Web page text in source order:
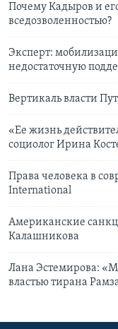
Почему Кадыров и
вседозволенностью?
Эксперт:
недостаточную
Вертикаль власти
«Ее жизнь
социолог Ирина
Права человека в
International
Американские
Калашникова
Лана Эстемирова:
властью тирана